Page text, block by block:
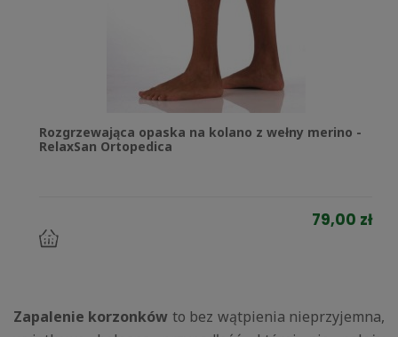
Rozgrzewająca opaska na kolano z wełny merino -
RelaxSan Ortopedica
79,00 zł
do
Zapalenie korzonków to bez wątpienia nieprzyjemna,